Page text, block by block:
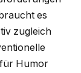
es
zugleich
für Humor